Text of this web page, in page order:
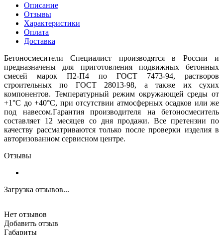
Описание
Отзывы
Характеристики
Оплата
Доставка
Бетоносмесители Специалист производятся в России и
предназначены для приготовления подвижных бетонных
смесей марок П2-П4 по ГОСТ 7473-94, растворов
строительных по ГОСТ 28013-98, а также их сухих
компонентов. Температурный режим окружающей среды от
+1°С до +40°С, при отсутствии атмосферных осадков или же
под навесом.Гарантия производителя на бетоносмеситель
составляет 12 месяцев со дня продажи. Все претензии по
качеству рассматриваются только после проверки изделия в
авторизованном сервисном центре.
Отзывы
Загрузка отзывов...
Нет отзывов
Добавить отзыв
Габариты